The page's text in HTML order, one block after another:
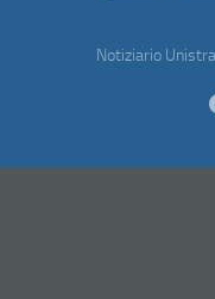
Notiziario